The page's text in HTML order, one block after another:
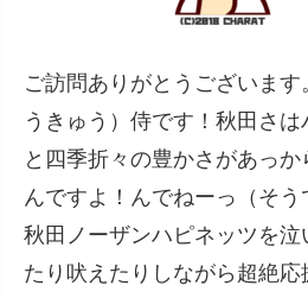
ご訪問ありがとうございます
うきゅう）侍です！秋田さは
と四季折々の豊かさがあっか
んですよ！んでねーっ（そう
秋田ノーザンハピネッツを泣
たり吠えたりしながら超絶応